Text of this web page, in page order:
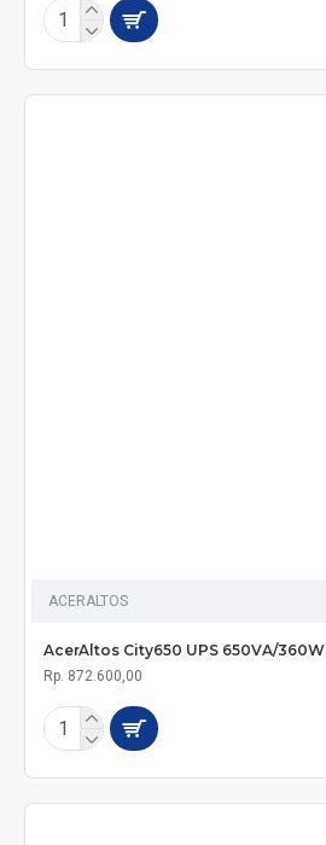
ACERALTOS
AcerAltos City650 UPS 650VA/360W
Rp. 872.600,00